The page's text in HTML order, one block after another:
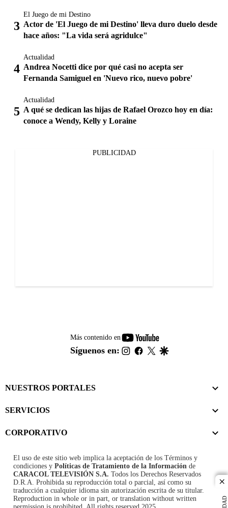
El Juego de mi Destino
Actor de 'El Juego de mi Destino' lleva duro duelo desde
hace años: "La vida será agridulce"
Actualidad
Andrea Nocetti dice por qué casi no acepta ser
Fernanda Samiguel en 'Nuevo rico, nuevo pobre'
Actualidad
A qué se dedican las hijas de Rafael Orozco hoy en día:
conoce a Wendy, Kelly y Loraine
PUBLICIDAD
Más contenido en
youtube-
footer
Síguenos en: instagram
facebook
twitter
NUESTROS PORTALES
SERVICIOS
CORPORATIVO
El uso de este sitio web implica la aceptación de los Términos y
condiciones y Políticas de Tratamiento de la Información de
CARACOL TELEVISIÓN S.A. Todos los Derechos Reservados
D.R.A. Prohibida su reproducción total o parcial, así como su
traducción a cualquier idioma sin autorización escrita de su titular.
Reproduction in whole or in part, or translation without written